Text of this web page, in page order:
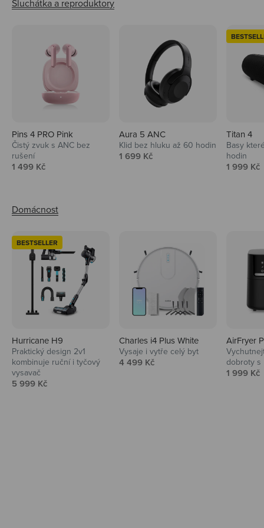
Pins 4 PRO Pink
Čistý zvuk s ANC bez
rušení
Prodejní cena
1 499 Kč
Aura 5 ANC
Klid bez hluku až 60 hodin
Prodejní cena
1 699 Kč
Titan 4
Basy
hodin
Prodejní
1 999 Kč
BESTSELLER
Hurricane H9
Praktický design 2v1
kombinuje ruční i tyčový
vysavač
Prodejní cena
5 999 Kč
Charles i4 Plus White
Vysaje i vytře celý byt
Prodejní cena
4 499 Kč
AirFryer
dobroty s
Prodejní
1 999 Kč
Audio
Niceboy sluchátka a repráky ti padnou
do noty.